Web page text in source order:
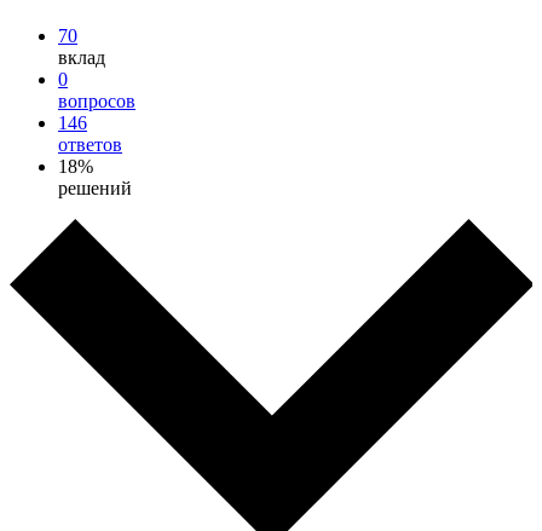
70
вклад
0
вопросов
146
ответов
18%
решений